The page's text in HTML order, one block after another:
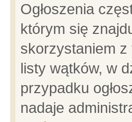
Ogłoszenia
którym się
skorzystaniem z
listy wątków, w
przypadku
nadaje